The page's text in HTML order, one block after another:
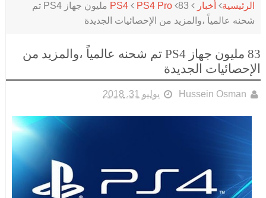
الرئيسية أخبار PS4 PS4 Pro
83 مليون جهاز PS4 تم
شحنه عالمياً ،والمزيد من الإحصائيات الجديدة
83 مليون جهاز PS4 تم شحنه عالمياً ،والمزيد من
الإحصائيات الجديدة
Hussein Osman يوليو 31, 2018